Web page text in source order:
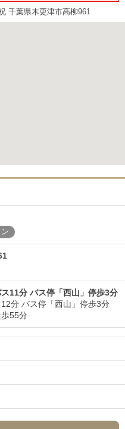
千葉県木更津市高柳961
11分 バス停「西山」停歩3分
分 バス停「西山」停歩3分
55分